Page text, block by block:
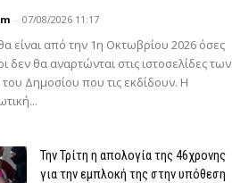
- 07/08/2026 11:17
είναι από την 1η Οκτωβρίου 2026 όσες
δεν θα αναρτώνται στις ιστοσελίδες των
Δημοσίου που τις εκδίδουν. Η
Την Τρίτη η απολογία της 46χρονης
για την εμπλοκή της στην υπόθεση